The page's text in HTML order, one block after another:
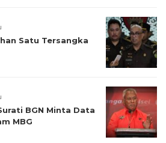
Satu Tersangka
BGN Minta Data
MBG